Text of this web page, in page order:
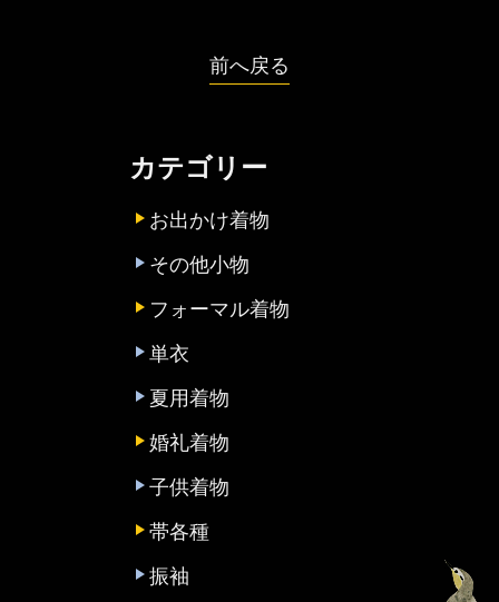
前へ戻る
カテゴリー
お出かけ着物
その他小物
フォーマル着物
単衣
夏用着物
婚礼着物
子供着物
帯各種
振袖